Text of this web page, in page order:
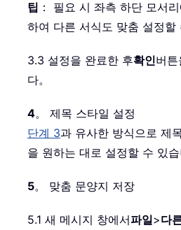
팁 ： 필요 시 좌측 하단 모서
하여 다른 서식도 맞춤 설정할
3.3 설정을 완료한 후확인버
다。
4。 제목 스타일 설정
단계 3과 유사한 방식으로 제
을 원하는 대로 설정할 수 있습
5。 맞춤 문양지 저장
5.1 새 메시지 창에서파일>다